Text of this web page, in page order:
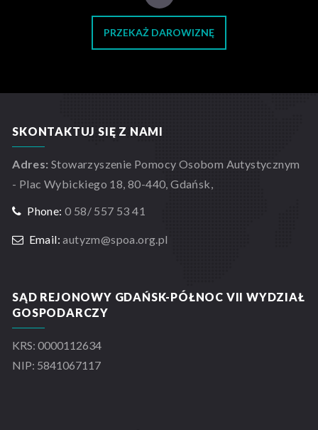
PRZEKAŻ DAROWIZNĘ
SKONTAKTUJ SIĘ Z NAMI
Adres: Stowarzyszenie Pomocy Osobom Autystycznym
- Plac Wybickiego 18, 80-440, Gdańsk,
Phone: 0 58/ 557 53 41
Email: autyzm@spoa.org.pl
SĄD REJONOWY GDAŃSK-PÓŁNOC VII WYDZIAŁ
GOSPODARCZY
KRS: 0000112634
NIP: 5841067117